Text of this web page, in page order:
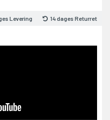
Levering 14 dages Returret